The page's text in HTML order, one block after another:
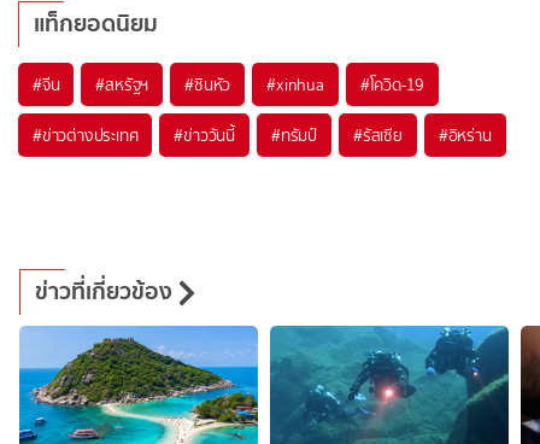
แท็กยอดนิยม
#จีน #สหรัฐฯ #ซินหัว #xinhua #โควิด-19
#ข่าวต่างประเทศ #ข่าววันนี้ #ทรัมป์ #รัสเซีย #อิหร่าน
ข่าวที่เกี่ยวข้อง